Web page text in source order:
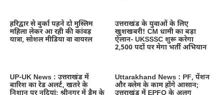
हरिद्वार से बुर्का पहने दो मुस्लिम
महिला लेकर आ रही की कांवड़
यात्रा, सोशल मीडिया वा वायरल
उत्तराखंड के युवाओं के लिए
खुशखबरी! CM धामी का बड़ा
ऐलान- UKSSSC शुरू करेगा
2,500 पदों पर मेगा भर्ती अभियान
UP-UK News : उत्तराखंड में
बारिश का रेड अलर्ट, खतरे के
Uttarakhand News : PF, पेंशन
और क्लेम के काम होंगे आसान;